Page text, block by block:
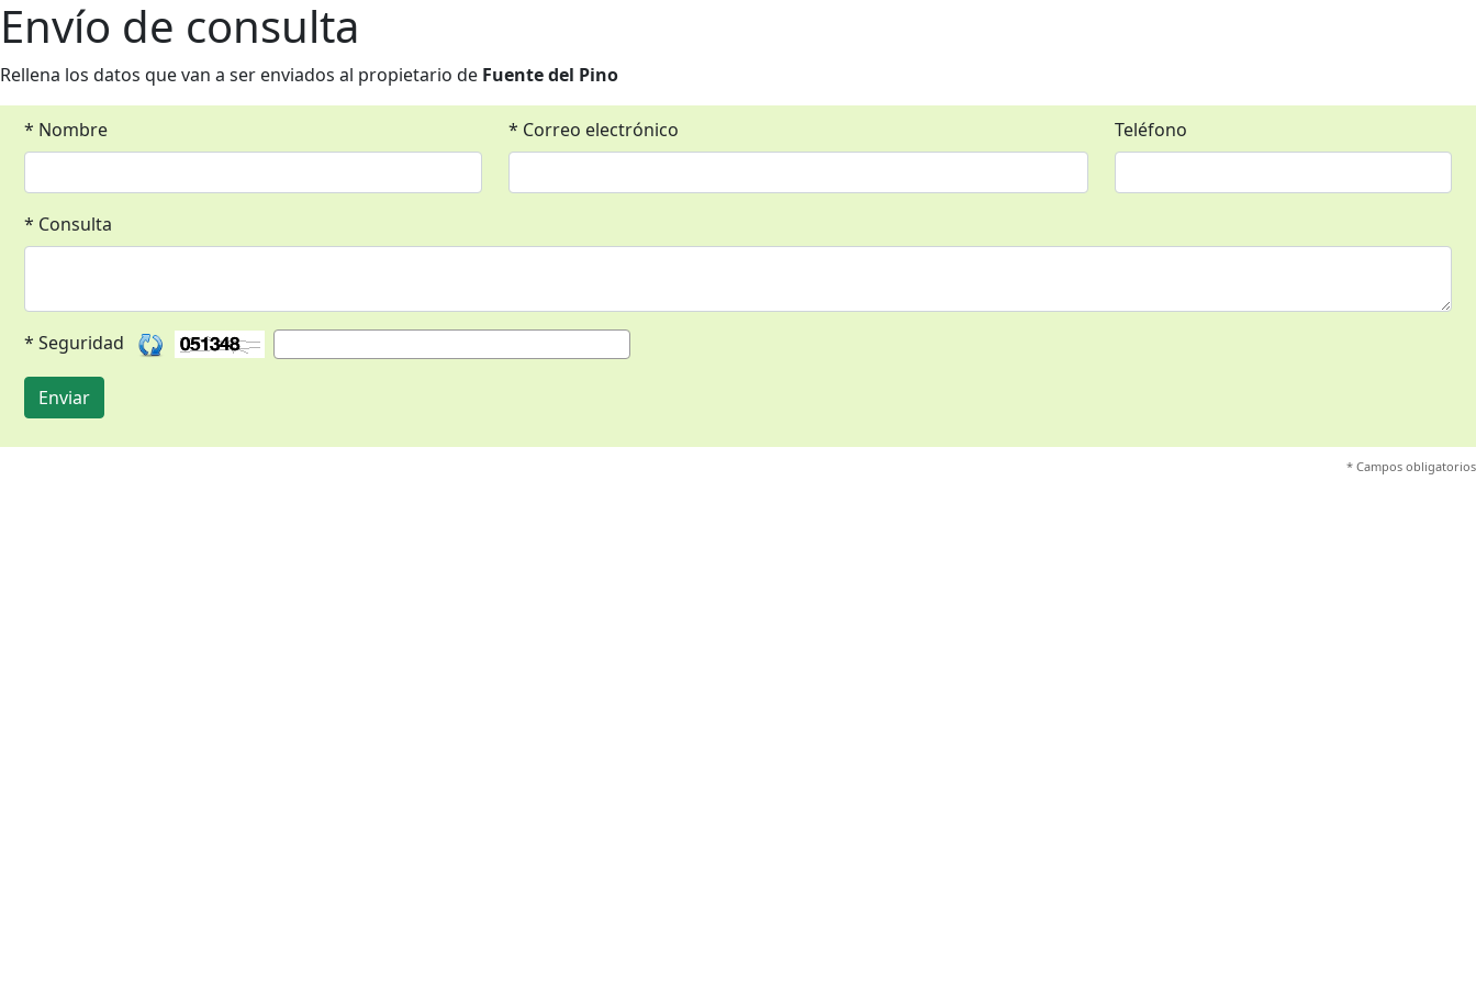
Envío de consulta
Rellena los datos que van a ser enviados al propietario de Fuente del Pino
* Nombre * Correo electrónico Teléfono
* Consulta
* Seguridad
Enviar
* Campos obligatorios